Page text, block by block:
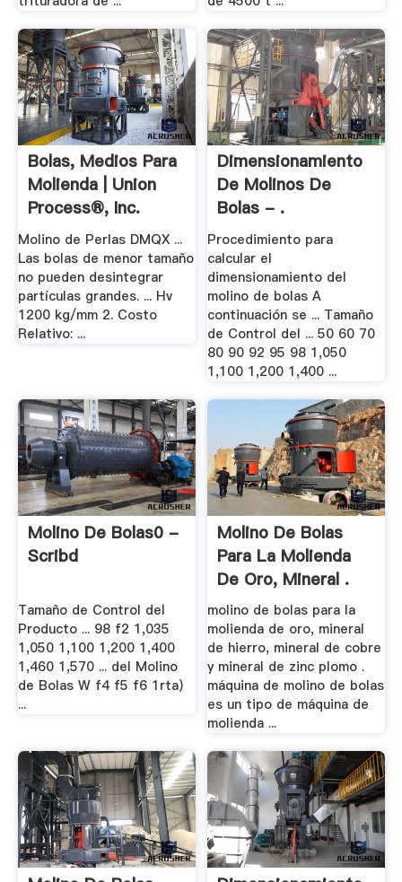
Bolas, Medios Para
Molienda | Union
Process®, Inc.
Molino de Perlas DMQX ...
Las bolas de menor tamaño
no pueden desintegrar
partículas grandes. ... Hv
1200 kg/mm 2. Costo
Relativo: ...
Dimensionamiento
De Molinos De
Bolas - .
Procedimiento para
calcular el
dimensionamiento del
molino de bolas A
continuación se ... Tamaño
de Control del ... 50 60 70
80 90 92 95 98 1,050
1,100 1,200 1,400 ...
Molino De Bolas0 -
Scribd
Tamaño de Control del
Producto ... 98 f2 1,035
1,050 1,100 1,200 1,400
1,460 1,570 ... del Molino
de Bolas W f4 f5 f6 1rta)
...
Molino De Bolas
Para La Molienda
De Oro, Mineral .
molino de bolas para la
molienda de oro, mineral
de hierro, mineral de cobre
y mineral de zinc plomo .
máquina de molino de bolas
es un tipo de máquina de
molienda ...